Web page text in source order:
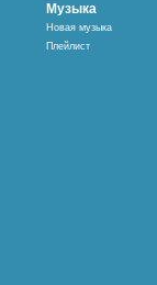
Музыка
Новая музыка
Плейлист